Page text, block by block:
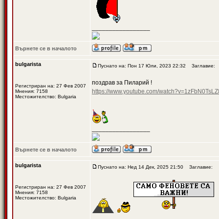
Върнете се в началото
bulgarista
Регистриран на: 27 Фев 2007
Мнения: 7158
Местожителство: Bulgaria
Пуснато на: Пон 17 Юли, 2023 22:32 Заглавие:
поздрав за Пиларий !
https://www.youtube.com/
Върнете се в началото
bulgarista
Регистриран на: 27 Фев 2007
Мнения: 7158
Местожителство: Bulgaria
Пуснато на: Нед 14 Дек, 2025 21:50 Заглавие: